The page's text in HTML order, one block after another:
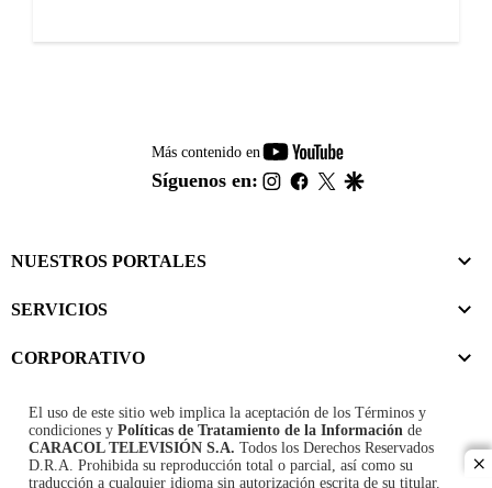
Más contenido en
youtube-
footer
Síguenos en: instagram
facebook
twitter
NUESTROS PORTALES
SERVICIOS
CORPORATIVO
El uso de este sitio web implica la aceptación de los Términos y
condiciones y Políticas de Tratamiento de la Información de
CARACOL TELEVISIÓN S.A. Todos los Derechos Reservados
D.R.A. Prohibida su reproducción total o parcial, así como su
traducción a cualquier idioma sin autorización escrita de su titular.